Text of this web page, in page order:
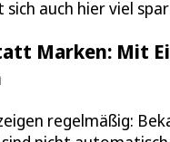
auch hier viel
Marken: Mit
regelmäßig: